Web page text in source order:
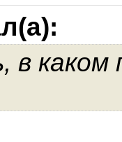
в каком
V.I.P.